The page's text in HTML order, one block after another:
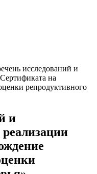
исследований и
на
репродуктивного
и